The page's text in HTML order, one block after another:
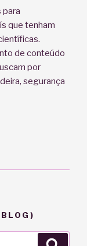
para
que tenham
de conteúdo
por
segurança